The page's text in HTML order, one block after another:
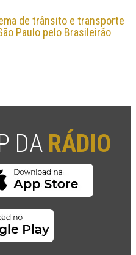
de trânsito e transporte
Paulo pelo Brasileirão
DA RÁDIO